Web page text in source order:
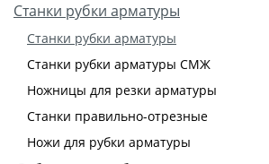
Станки рубки арматуры
Станки рубки арматуры
Станки рубки арматуры СМЖ
Ножницы для резки арматуры
Станки правильно-отрезные
Ножи для рубки арматуры